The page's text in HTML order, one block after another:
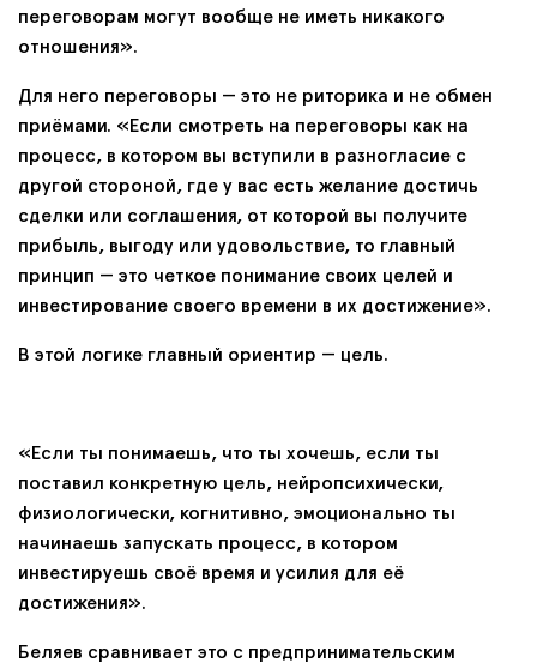
переговорам могут вообще не иметь никакого
отношения».
Для него переговоры — это не риторика и не обмен
приёмами. «Если смотреть на переговоры как на
процесс, в котором вы вступили в разногласие с
другой стороной, где у вас есть желание достичь
сделки или соглашения, от которой вы получите
прибыль, выгоду или удовольствие, то главный
принцип — это четкое понимание своих целей и
инвестирование своего времени в их достижение».
В этой логике главный ориентир — цель.
«Если ты понимаешь, что ты хочешь, если ты
поставил конкретную цель, нейропсихически,
физиологически, когнитивно, эмоционально ты
начинаешь запускать процесс, в котором
инвестируешь своё время и усилия для её
достижения».
Беляев сравнивает это с предпринимательским